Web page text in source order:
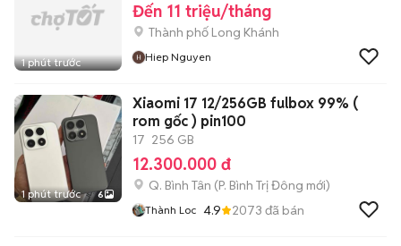
1 phút trước
Đến 11 triệu/tháng
Thành phố Long Khánh
Hiep Nguyen
1 phút trước 6
Xiaomi 17 12/256GB fulbox 99% (
rom gốc ) pin100
17 256 GB
12.300.000 đ
Q. Bình Tân (P. Bình Trị Đông mới)
Thành Loc 4.9 2073 đã bán